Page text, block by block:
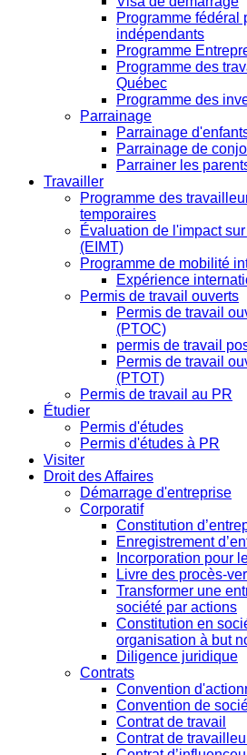
Programme fédéral
indépendants
Programme
Programme des
Québec
Programme des
Parrainage
Parrainage
Parrainage de
Parrainer les
Travailler
Programme des
temporaires
Évaluation de l'impact
(EIMT)
Programme de mobilité
Expérience
Permis de travail ouverts
Permis de travail
(PTOC)
permis de travail
Permis de travail
(PTOT)
Permis de travail au PR
Étudier
Permis d'études
Permis d'études à PR
Visiter
Droit des Affaires
Démarrage d'entreprise
Corporatif
Constitution
Enregistrement
Incorporation pour
Livre des procès-
Transformer une
société par actions
Constitution en
organisation à but
Diligence juridique
Contrats
Convention
Convention de
Contrat de travail
Contrat de